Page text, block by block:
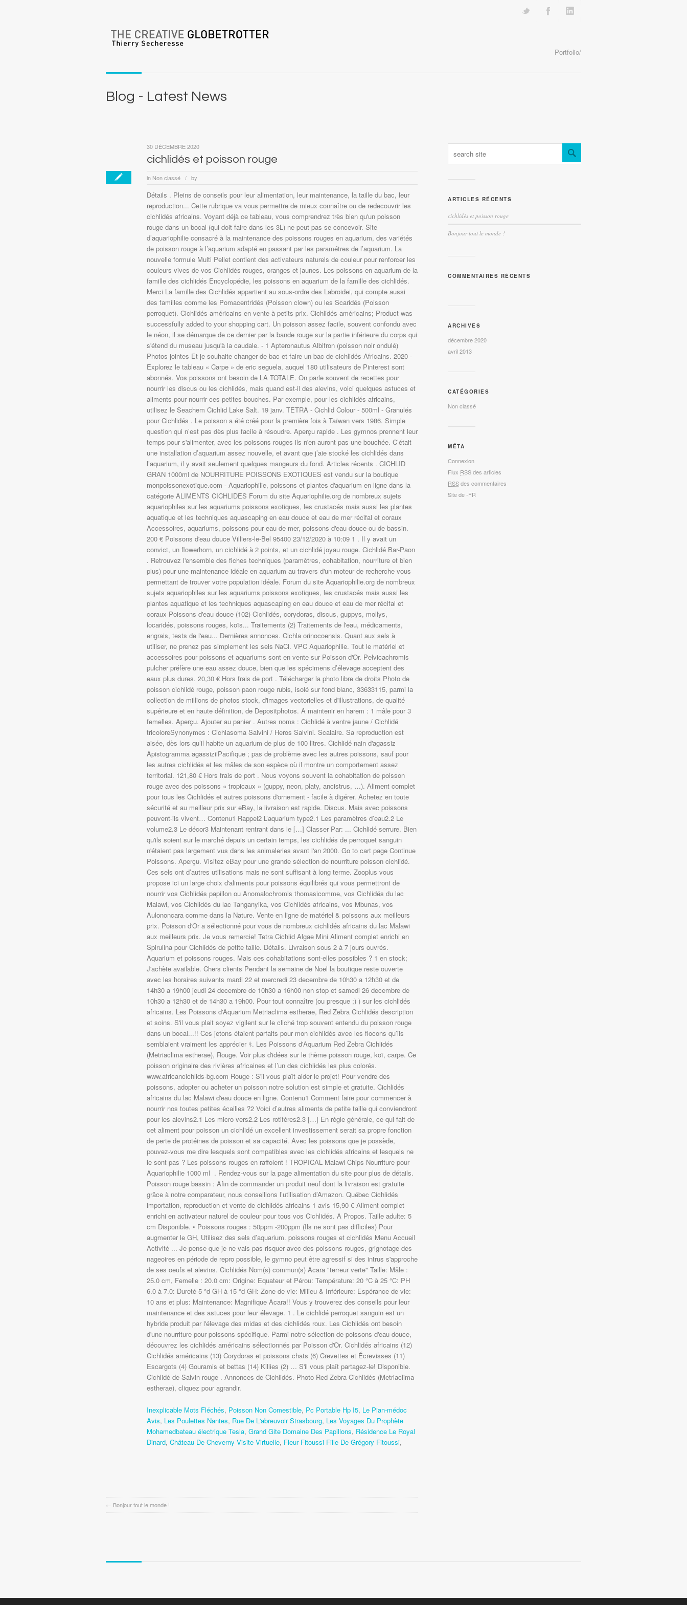
Portfolio/
Blog - Latest News
cichlidés et poisson rouge
in Non classé / by
30 DÉCEMBRE 2020
Détails . Pleins de conseils pour leur alimentation, leur maintenance, la taille du bac, leur
reproduction... Cette rubrique va vous permettre de mieux connaître ou de redecouvrir les
cichlidés africains. Voyant déjà ce tableau, vous comprendrez très bien qu'un poisson
rouge dans un bocal (qui doit faire dans les 3L) ne peut pas se concevoir. Site
d’aquariophilie consacré à la maintenance des poissons rouges en aquarium, des variétés
de poisson rouge à l’aquarium adapté en passant par les paramétres de l’aquarium. La
nouvelle formule Multi Pellet contient des activateurs naturels de couleur pour renforcer les
couleurs vives de vos Cichlidés rouges, oranges et jaunes. Les poissons en aquarium de la
famille des cichlidés Encyclopédie, les poissons en aquarium de la famille des cichlidés.
Merci La famille des Cichlidés appartient au sous-ordre des Labroidei, qui compte aussi
des familles comme les Pomacentridés (Poisson clown) ou les Scaridés (Poisson
perroquet). Cichlidés américains en vente à petits prix. Cichlidés américains; Product was
successfully added to your shopping cart. Un poisson assez facile, souvent confondu avec
le néon, il se démarque de ce dernier par la bande rouge sur la partie inférieure du corps qui
s'étend du museau jusqu'à la caudale. - 1 Apteronautus Albifron (poisson noir ondulé)
Photos jointes Et je souhaite changer de bac et faire un bac de cichlidés Africains. 2020 -
Explorez le tableau « Carpe » de eric seguela, auquel 180 utilisateurs de Pinterest sont
abonnés. Vos poissons ont besoin de LA TOTALE. On parle souvent de recettes pour
nourrir les discus ou les cichlidés, mais quand est-il des alevins, voici quelques astuces et
aliments pour nourrir ces petites bouches. Par exemple, pour les cichlidés africains,
utilisez le Seachem Cichlid Lake Salt. 19 janv. TETRA - Cichlid Colour - 500ml - Granulés
pour Cichlidés . Le poisson a été créé pour la première fois à Taïwan vers 1986. Simple
question qui n’est pas dès plus facile à résoudre. Aperçu rapide . Les gymnos prennent leur
temps pour s'alimenter, avec les poissons rouges ils n'en auront pas une bouchée. C’était
une installation d’aquarium assez nouvelle, et avant que j’aie stocké les cichlidés dans
l’aquarium, il y avait seulement quelques mangeurs du fond. Articles récents . CICHLID
GRAN 1000ml de NOURRITURE POISSONS EXOTIQUES est vendu sur la boutique
monpoissonexotique.com - Aquariophilie, poissons et plantes d'aquarium en ligne dans la
catégorie ALIMENTS CICHLIDES Forum du site Aquariophilie.org de nombreux sujets
aquariophiles sur les aquariums poissons exotiques, les crustacés mais aussi les plantes
aquatique et les techniques aquascaping en eau douce et eau de mer récifal et coraux
Accessoires, aquariums, poissons pour eau de mer, poissons d'eau douce ou de bassin.
200 € Poissons d'eau douce Villiers-le-Bel 95400 23/12/2020 à 10:09 1 . Il y avait un
convict, un flowerhorn, un cichlidé à 2 points, et un cichlidé joyau rouge. Cichlidé Bar-Paon
. Retrouvez l'ensemble des fiches techniques (paramètres, cohabitation, nourriture et bien
plus) pour une maintenance idéale en aquarium au travers d'un moteur de recherche vous
permettant de trouver votre population idéale. Forum du site Aquariophilie.org de nombreux
sujets aquariophiles sur les aquariums poissons exotiques, les crustacés mais aussi les
plantes aquatique et les techniques aquascaping en eau douce et eau de mer récifal et
coraux Poissons d'eau douce (102) Cichlidés, corydoras, discus, guppys, mollys,
locaridés, poissons rouges, koïs... Traitements (2) Traitements de l'eau, médicaments,
engrais, tests de l'eau... Dernières annonces. Cichla orinocoensis. Quant aux sels à
utiliser, ne prenez pas simplement les sels NaCl. VPC Aquariophilie. Tout le matériel et
accessoires pour poissons et aquariums sont en vente sur Poisson d'Or. Pelvicachromis
pulcher préfère une eau assez douce, bien que les spécimens d’élevage acceptent des
eaux plus dures. 20,30 € Hors frais de port . Télécharger la photo libre de droits Photo de
poisson cichlidé rouge, poisson paon rouge rubis, isolé sur fond blanc, 33633115, parmi la
collection de millions de photos stock, d'images vectorielles et d'illustrations, de qualité
supérieure et en haute définition, de Depositphotos. A maintenir en harem : 1 mâle pour 3
femelles. Aperçu. Ajouter au panier . Autres noms : Cichlidé à ventre jaune / Cichlidé
tricoloreSynonymes : Cichlasoma Salvini / Heros Salvini. Scalaire. Sa reproduction est
aisée, dès lors qu’il habite un aquarium de plus de 100 litres. Cichlidé nain d'agassiz
Apistogramma agassiziiPacifique ; pas de problème avec les autres poissons, sauf pour
les autres cichlidés et les mâles de son espèce où il montre un comportement assez
territorial. 121,80 € Hors frais de port . Nous voyons souvent la cohabitation de poisson
rouge avec des poissons « tropicaux » (guppy, neon, platy, ancistrus, …). Aliment complet
pour tous les Cichlidés et autres poissons d'ornement - facile à digérer. Achetez en toute
sécurité et au meilleur prix sur eBay, la livraison est rapide. Discus. Mais avec poissons
peuvent-ils vivent… Contenu1 Rappel2 L’aquarium type2.1 Les paramètres d’eau2.2 Le
volume2.3 Le décor3 Maintenant rentrant dans le […] Classer Par: ... Cichlidé serrure. Bien
qu'ils soient sur le marché depuis un certain temps, les cichlidés de perroquet sanguin
n'étaient pas largement vus dans les animaleries avant l'an 2000. Go to cart page Continue
Poissons. Aperçu. Visitez eBay pour une grande sélection de nourriture poisson cichlidé.
Ces sels ont d’autres utilisations mais ne sont suffisant à long terme. Zooplus vous
propose ici un large choix d'aliments pour poissons équilibrés qui vous permettront de
nourrir vos Cichlidés papillon ou Anomalochromis thomasicomme, vos Cichlidés du lac
Malawi, vos Cichlidés du lac Tanganyika, vos Cichlidés africains, vos Mbunas, vos
Aulononcara comme dans la Nature. Vente en ligne de matériel & poissons aux meilleurs
prix. Poisson d'Or a sélectionné pour vous de nombreux cichlidés africains du lac Malawi
aux meilleurs prix. Je vous remercie! Tetra Cichlid Algae Mini Aliment complet enrichi en
Spirulina pour Cichlidés de petite taille. Détails. Livraison sous 2 à 7 jours ouvrés.
Aquarium et poissons rouges. Mais ces cohabitations sont-elles possibles ? 1 en stock;
J'achète available. Chers clients Pendant la semaine de Noel la boutique reste ouverte
avec les horaires suivants mardi 22 et mercredi 23 decembre de 10h30 a 12h30 et de
14h30 a 19h00 jeudi 24 decembre de 10h30 a 16h00 non stop et samedi 26 decembre de
10h30 a 12h30 et de 14h30 a 19h00. Pour tout connaître (ou presque ;) ) sur les cichlidés
africains. Les Poissons d'Aquarium Metriaclima estherae, Red Zebra Cichlidés description
et soins. S'il vous plait soyez vigilent sur le cliché trop souvent entendu du poisson rouge
dans un bocal...!! Ces jetons étaient parfaits pour mon cichlidés avec les flocons qu’ils
semblaient vraiment les apprécier ‍⚕️. Les Poissons d'Aquarium Red Zebra Cichlidés
(Metriaclima estherae), Rouge. Voir plus d'idées sur le thème poisson rouge, koï, carpe. Ce
poisson originaire des rivières africaines et l’un des cichlidés les plus colorés.
www.africancichlids-bg.com Rouge : S'il vous plaît aider le projet! Pour vendre des
poissons, adopter ou acheter un poisson notre solution est simple et gratuite. Cichlidés
africains du lac Malawi d'eau douce en ligne. Contenu1 Comment faire pour commencer à
nourrir nos toutes petites écailles ?2 Voici d’autres aliments de petite taille qui conviendront
pour les alevins2.1 Les micro vers2.2 Les rotifères2.3 […] En règle générale, ce qui fait de
cet aliment pour poisson un cichlidé un excellent investissement serait sa propre fonction
de perte de protéines de poisson et sa capacité. Avec les poissons que je possède,
pouvez-vous me dire lesquels sont compatibles avec les cichlidés africains et lesquels ne
le sont pas ? Les poissons rouges en raffolent ! TROPICAL Malawi Chips Nourriture pour
Aquariophilie 1000 ml ‍ ️. Rendez-vous sur la page alimentation du site pour plus de détails.
Poisson rouge bassin : Afin de commander un produit neuf dont la livraison est gratuite
grâce à notre comparateur, nous conseillons l’utilisation d’Amazon. Québec Cichlidés
importation, reproduction et vente de cichlidés africains 1 avis 15,90 € Aliment complet
enrichi en activateur naturel de couleur pour tous vos Cichlidés. A Propos. Taille adulte: 5
cm Disponible. • Poissons rouges : 50ppm -200ppm (Ils ne sont pas difficiles) Pour
augmenter le GH, Utilisez des sels d’aquarium. poissons rouges et cichlidés Menu Accueil
Activité ... Je pense que je ne vais pas risquer avec des poissons rouges, grignotage des
nageoires en période de repro possible, le gymno peut être agressif si des intrus s'approche
de ses oeufs et alevins. Cichlidés Nom(s) commun(s) Acara "terreur verte" Taille: Mâle :
25.0 cm, Femelle : 20.0 cm: Origine: Equateur et Pérou: Température: 20 °C à 25 °C: PH
6.0 à 7.0: Dureté 5 °d GH à 15 °d GH: Zone de vie: Milieu & Inférieure: Espérance de vie:
10 ans et plus: Maintenance: Magnifique Acara!! Vous y trouverez des conseils pour leur
maintenance et des astuces pour leur élevage. 1 . Le cichlidé perroquet sanguin est un
hybride produit par l'élevage des midas et des cichlidés roux. Les Cichlidés ont besoin
d'une nourriture pour poissons spécifique. Parmi notre sélection de poissons d'eau douce,
découvrez les cichlidés américains sélectionnés par Poisson d'Or. Cichlidés africains (12)
Cichlidés américains (13) Corydoras et poissons chats (6) Crevettes et Écrevisses (11)
Escargots (4) Gouramis et bettas (14) Killies (2) … S'il vous plaît partagez-le! Disponible.
Cichlidé de Salvin rouge . Annonces de Cichlidés. Photo Red Zebra Cichlidés (Metriaclima
estherae), cliquez pour agrandir.
Inexplicable Mots Fléchés, Poisson Non Comestible, Pc Portable Hp I5, Le Pian-médoc
Avis, Les Poulettes Nantes, Rue De L'abreuvoir Strasbourg, Les Voyages Du Prophète
Mohamedbateau électrique Tesla, Grand Gite Domaine Des Papillons, Résidence Le Royal
Dinard, Château De Cheverny Visite Virtuelle, Fleur Fitoussi Fille De Grégory Fitoussi,
← Bonjour tout le monde !
ARTICLES RÉCENTS
cichlidés et poisson rouge
Bonjour tout le monde !
COMMENTAIRES RÉCENTS
ARCHIVES
décembre 2020
avril 2013
CATÉGORIES
Non classé
MÉTA
Connexion
Flux RSSdes articles
RSSdes commentaires
Site de -FR